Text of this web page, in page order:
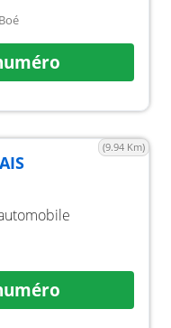
(9.94 Km)